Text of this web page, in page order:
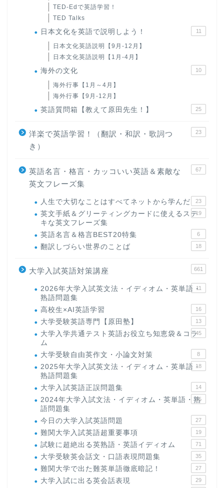
TED-Edで英語学習！
TED Talks
日本文化を英語で説明しよう！ 11
日本文化英語説明【9月-12月】
日本文化英語説明【1月-4月】
海外の文化 10
海外行事【1月～4月】
海外行事【9月-12月】
英語質問箱【教えて原田先生！】 25
洋楽で英語学習！（翻訳・和訳・歌詞つ
き）
23
英語名言・格言・カッコいい英語＆素敵な
英文フレーズ集
67
人生で大切なことはすべてネットから学んだ 23
英文手紙＆グリーティングカードに使えるステ
キな英文フレーズ集
19
英語名言＆格言BEST20特集 6
翻訳しづらい世界のことば 18
大学入試英語対策講座 661
2026年大学入試英文法・イディオム・英単語・
熟語問題集
11
高校生×AI英語学習 16
大学受験英語専門【原田塾】 13
大学入学共通テスト英語お役立ち知恵袋＆コラ
ム
45
大学受験自由英作文・小論文対策 8
2025年大学入試英文法・イディオム・英単語・
熟語問題集
18
大学入試英語正誤問題集 14
2024年大学入試文法・イディオム・英単語・熟
語問題集
15
今日の大学入試英語問題 27
難関大学入試英語超重要事項 19
試験に超絶出る英熟語・英語イディオム 71
大学受験英会話文・口語表現問題集 35
難関大学で出た難英単語徹底暗記！ 27
大学入試に出る英会話表現 29